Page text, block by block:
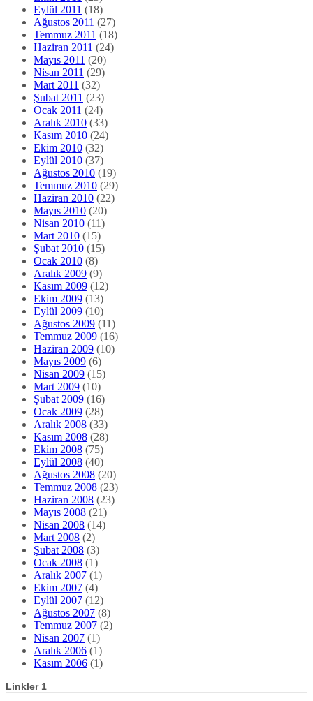
Eylül 2011 (18)
Ağustos 2011 (27)
Temmuz 2011 (18)
Haziran 2011 (24)
Mayıs 2011 (20)
Nisan 2011 (29)
Mart 2011 (32)
Şubat 2011 (23)
Ocak 2011 (24)
Aralık 2010 (33)
Kasım 2010 (24)
Ekim 2010 (32)
Eylül 2010 (37)
Ağustos 2010 (19)
Temmuz 2010 (29)
Haziran 2010 (22)
Mayıs 2010 (20)
Nisan 2010 (11)
Mart 2010 (15)
Şubat 2010 (15)
Ocak 2010 (8)
Aralık 2009 (9)
Kasım 2009 (12)
Ekim 2009 (13)
Eylül 2009 (10)
Ağustos 2009 (11)
Temmuz 2009 (16)
Haziran 2009 (10)
Mayıs 2009 (6)
Nisan 2009 (15)
Mart 2009 (10)
Şubat 2009 (16)
Ocak 2009 (28)
Aralık 2008 (33)
Kasım 2008 (28)
Ekim 2008 (75)
Eylül 2008 (40)
Ağustos 2008 (20)
Temmuz 2008 (23)
Haziran 2008 (23)
Mayıs 2008 (21)
Nisan 2008 (14)
Mart 2008 (2)
Şubat 2008 (3)
Ocak 2008 (1)
Aralık 2007 (1)
Ekim 2007 (4)
Eylül 2007 (12)
Ağustos 2007 (8)
Temmuz 2007 (2)
Nisan 2007 (1)
Aralık 2006 (1)
Kasım 2006 (1)
Linkler 1